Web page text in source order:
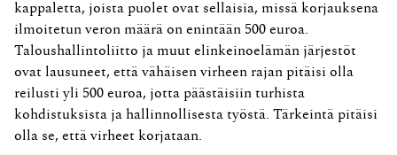
kappaletta, joista puolet ovat sellaisia, missä korjauksena
ilmoitetun veron määrä on enintään 500 euroa.
Taloushallinto­liitto ja muut elinkeinoelämän järjestöt
ovat lausuneet, että vähäisen virheen rajan pitäisi olla
reilusti yli 500 euroa, jotta päästäisiin turhista
kohdistuksista ja hallinnollisesta työstä. Tärkeintä pitäisi
olla se, että virheet korjataan.